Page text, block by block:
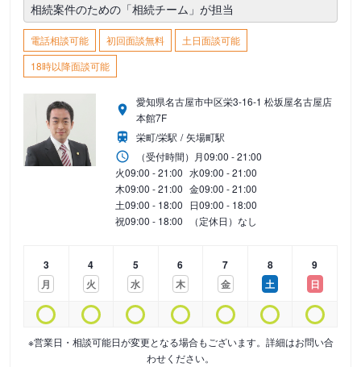
相続案件のための「相続チーム」が担当
電話相談可能 初回面談無料
土日面談可能
18時以降面談可能
愛知県名古屋市中区栄3-16-1 松坂屋名古屋店
本館7F
栄町/栄駅
矢場町駅
（受付時間） 月09:00 - 21:00
火09:00 - 21:00 水09:00 - 21:00
木09:00 - 21:00 金09:00 - 21:00
土09:00 - 18:00 日09:00 - 18:00
祝09:00 - 18:00 （定休日）なし
3
月
4
火
5
水
6
木
7
金
8
土
9
日
※営業日・相談可能日が変更となる場合もございます。詳細はお問い合
わせください。